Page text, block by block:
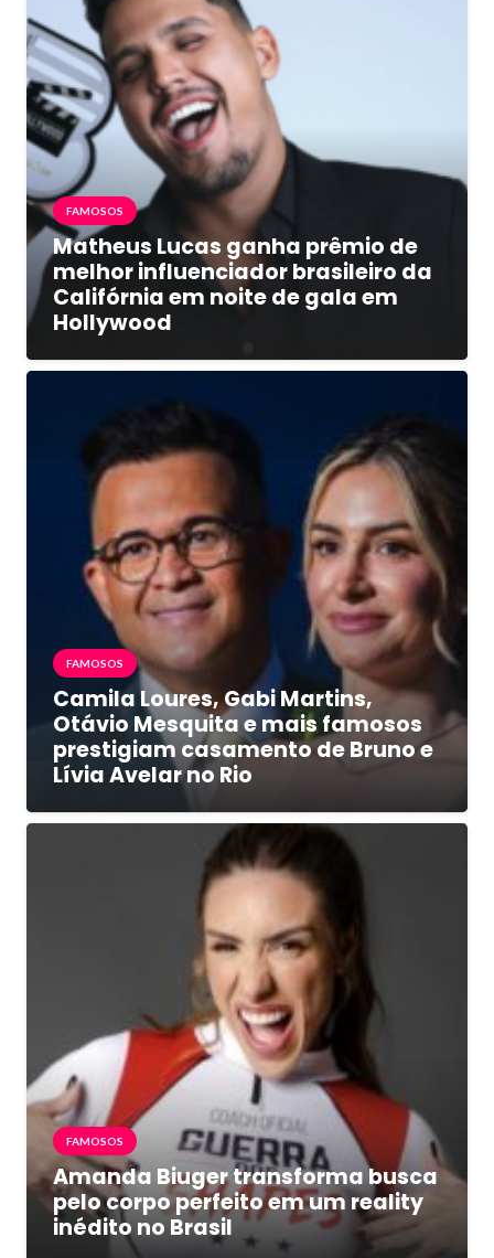
FAMOSOS
Matheus Lucas ganha prêmio de
melhor influenciador brasileiro da
Califórnia em noite de gala em
Hollywood
FAMOSOS
Camila Loures, Gabi Martins,
Otávio Mesquita e mais famosos
prestigiam casamento de Bruno e
Lívia Avelar no Rio
FAMOSOS
Amanda Biuger transforma busca
pelo corpo perfeito em um reality
inédito no Brasil